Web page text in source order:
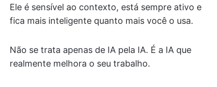
Ele é sensível ao contexto, está sempre ativo e
fica mais inteligente quanto mais você o usa.
Não se trata apenas de IA pela IA. É a IA que
realmente melhora o seu trabalho.